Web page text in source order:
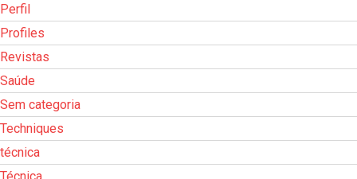
Perfil
Profiles
Revistas
Saúde
Sem categoria
Techniques
técnica